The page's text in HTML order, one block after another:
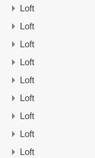
Loft
Loft
Loft
Loft
Loft
Loft
Loft
Loft
Loft